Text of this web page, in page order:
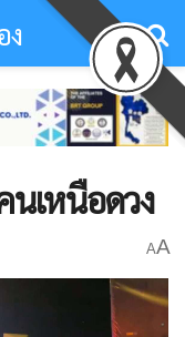
นเหนือดวง
AA